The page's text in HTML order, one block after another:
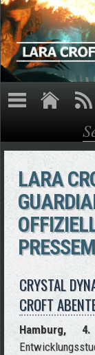
LARA
CRYSTAL
CROFT
Hamburg,